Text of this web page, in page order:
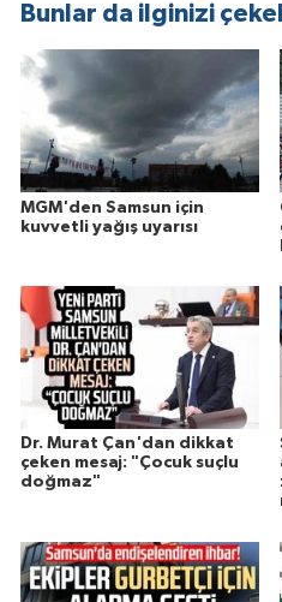
Bunlar da ilginizi
MGM'den Samsun için
kuvvetli yağış uyarısı
Dr. Murat Çan'dan dikkat
çeken mesaj: "Çocuk suçlu
doğmaz"